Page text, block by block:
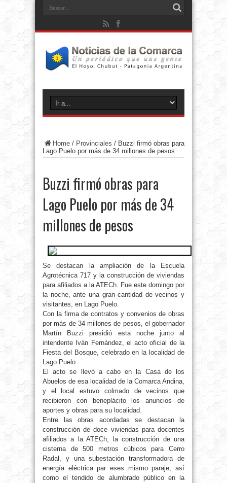
Home / Provinciales / Buzzi firmó obras para
Lago Puelo por más de 34 millones de pesos
Buzzi firmó obras para
Lago Puelo por más de 34
millones de pesos
Se destacan la ampliación de la Escuela
Agrotécnica 717 y la construcción de viviendas
para afiliados a la ATECh. Fue este domingo por
la noche, ante una gran cantidad de vecinos y
visitantes, en Lago Puelo.
Con la firma de contratos y convenios de obras
por más de 34 millones de pesos, el gobernador
Martín Buzzi presidió esta noche junto al
intendente Iván Fernández, el acto oficial de la
Fiesta del Bosque, celebrado en la localidad de
Lago Puelo.
El acto se llevó a cabo en la Casa de los
Abuelos de esa localidad de la Comarca Andina,
y el local estuvo colmado de vecinos que
recibieron con beneplácito los anuncios de
aportes y obras para su localidad.
Entre las obras acordadas se destacan la
construcción de doce viviendas para docentes
afiliados a la ATECh, la construcción de una
cisterna de 500 metros cúbicos para Cerro
Radal, y una subestación transformadora de
energía eléctrica par eses mismo paraje, así
como el tendido de alumbrado público en la